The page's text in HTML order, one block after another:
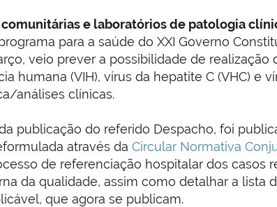
comunitárias e laboratórios de patologia
para a saúde do XXI Governo
veio prever a possibilidade de realização
humana (VIH), vírus da hepatite C (VHC) e
análises clínicas.
publicação do referido Despacho, foi
através da Circular Normativa
de referenciação hospitalar dos
da qualidade, assim como detalhar a lista
que agora se publicam.